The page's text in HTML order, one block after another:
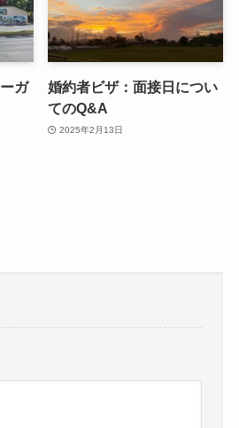
ガ
婚約者ビザ：面接日につい
てのQ&A
2025年2月13日